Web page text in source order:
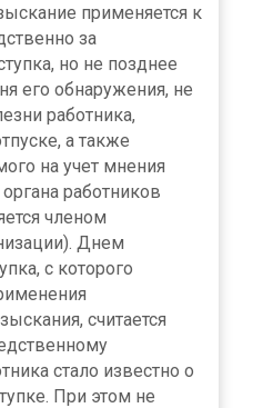
применяется к
за
но не позднее
его обнаружения, не
работника,
а также
на учет мнения
работников
членом
Днем
с которого
считается
стало известно о
При этом не